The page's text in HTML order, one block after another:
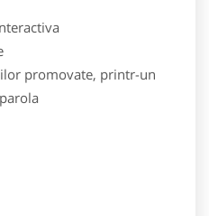
promovate, printr-un